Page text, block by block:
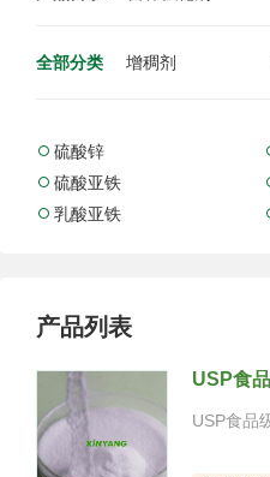
全部分类 增稠剂
 硫酸锌
 硫酸亚铁
 乳酸亚铁
产品列表
USP食